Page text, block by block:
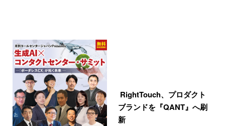
RightTouch、プロダクト
ブランドを『QANT』へ刷
新